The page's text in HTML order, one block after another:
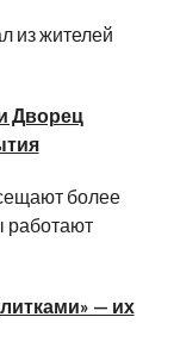
из жителей
Дворец
более
работают
— их